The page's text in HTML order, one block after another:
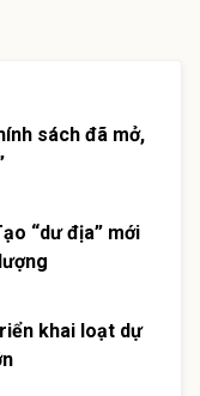
sách đã mở,
“dư địa” mới
khai loạt dự